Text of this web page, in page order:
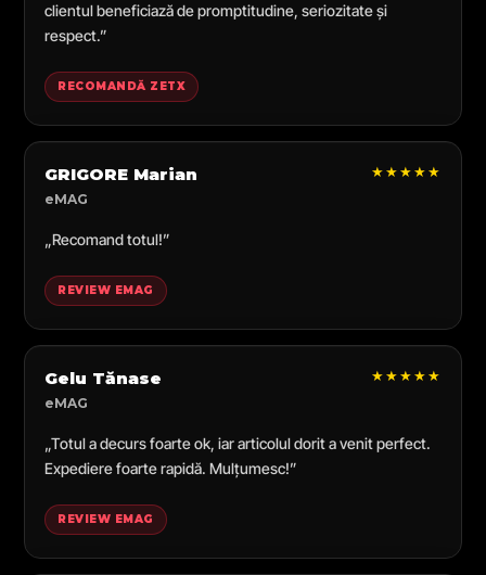
clientul beneficiază de promptitudine, seriozitate și
respect.”
RECOMANDĂ ZETX
GRIGORE Marian
eMAG
★★★★★
„Recomand totul!”
REVIEW EMAG
Gelu Tănase
eMAG
★★★★★
„Totul a decurs foarte ok, iar articolul dorit a venit perfect.
Expediere foarte rapidă. Mulțumesc!”
REVIEW EMAG